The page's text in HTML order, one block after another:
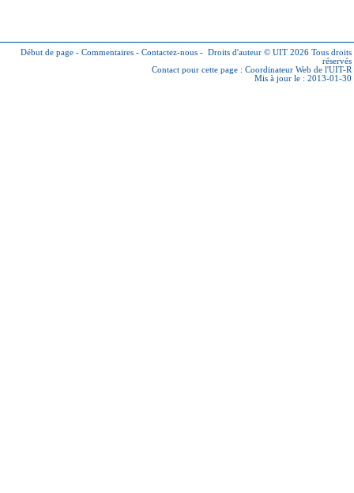
Début de page - Commentaires - Contactez-nous - Droits d'auteur © UIT 2026 Tous droits
réservés
Contact pour cette page : Coordinateur Web de l'UIT-R
Mis à jour le : 2013-01-30